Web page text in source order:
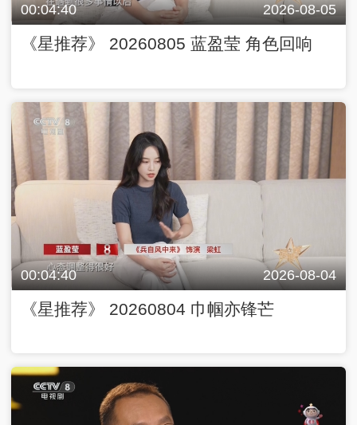
00:04:40 2026-08-05
《星推荐》 20260805 蓝盈莹 角色回响
00:04:40 2026-08-04
《星推荐》 20260804 巾帼亦锋芒